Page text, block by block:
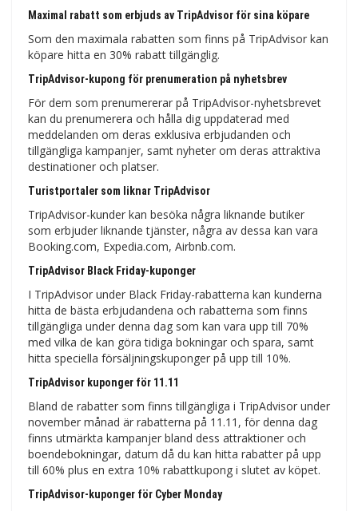
Maximal rabatt som erbjuds av TripAdvisor för sina köpare
Som den maximala rabatten som finns på TripAdvisor kan
köpare hitta en 30% rabatt tillgänglig.
TripAdvisor-kupong för prenumeration på nyhetsbrev
För dem som prenumererar på TripAdvisor-nyhetsbrevet
kan du prenumerera och hålla dig uppdaterad med
meddelanden om deras exklusiva erbjudanden och
tillgängliga kampanjer, samt nyheter om deras attraktiva
destinationer och platser.
Turistportaler som liknar TripAdvisor
TripAdvisor-kunder kan besöka några liknande butiker
som erbjuder liknande tjänster, några av dessa kan vara
Booking.com, Expedia.com, Airbnb.com.
TripAdvisor Black Friday-kuponger
I TripAdvisor under Black Friday-rabatterna kan kunderna
hitta de bästa erbjudandena och rabatterna som finns
tillgängliga under denna dag som kan vara upp till 70%
med vilka de kan göra tidiga bokningar och spara, samt
hitta speciella försäljningskuponger på upp till 10%.
TripAdvisor kuponger för 11.11
Bland de rabatter som finns tillgängliga i TripAdvisor under
november månad är rabatterna på 11.11, för denna dag
finns utmärkta kampanjer bland dess attraktioner och
boendebokningar, datum då du kan hitta rabatter på upp
till 60% plus en extra 10% rabattkupong i slutet av köpet.
TripAdvisor-kuponger för Cyber Monday